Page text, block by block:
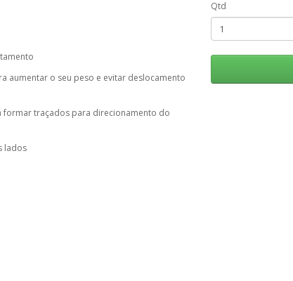
aumentar o seu peso e evitar deslocamento
formar traçados para direcionamento do
lados
Qtd